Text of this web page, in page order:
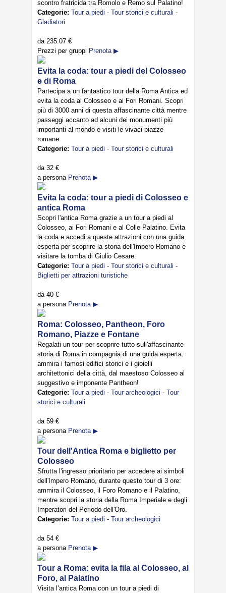
scontro fratricida tra Romolo e Remo sul Palatino!
Categorie: Tour a piedi - Tour storici e culturali -
Gladiatori
da 235.07 €
Prezzi per gruppi Prenota ▶
Evita la coda: tour a piedi del Colosseo
e di Roma
Partecipa a un fantastico tour della Roma Antica ed
evita la coda al Colosseo e ai Fori Romani. Scopri
più di 3000 anni di questa affascinante città mentre
passeggi accanto ad alcuni dei monumenti più
importanti al mondo e visiti le vivaci piazze
romane.
Categorie: Tour a piedi - Tour storici e culturali
da 32 €
a persona Prenota ▶
Evita la coda: tour a piedi di Colosseo e
antica Roma
Scopri l'antica Roma grazie a un tour a piedi al
Colosseo, ai Fori Romani e al Colle Palatino. Evita
la coda e accedi a queste attrazioni con una guida
esperta per scoprire la storia dell'Impero Romano e
visitare la tomba di Giulio Cesare.
Categorie: Tour a piedi - Tour storici e culturali -
Biglietti per attrazioni turistiche
da 40 €
a persona Prenota ▶
Roma: Colosseo, Pantheon, Foro
Romano, Piazze e Fontane
Regalati un tour per scoprire tutto sull'affascinante
storia di Roma in compagnia di una guida esperta:
ammira i famosi edifici storici e i gioielli
architettonici della città, dal maestoso Colosseo al
suggestivo e imponente Pantheon!
Categorie: Tour a piedi - Tour archeologici - Tour
storici e culturali
da 59 €
a persona Prenota ▶
Tour dell'Antica Roma e biglietto per
Colosseo
Sfrutta l'ingresso prioritario per accedere ai simboli
dell'Impero Romano, durante questo tour di 3 ore:
ammira il Colosseo, il Foro Romano e il Palatino,
mentre scopri la storia della Roma Imperiale e degli
Imperatori del Periodo dell'Oro.
Categorie: Tour a piedi - Tour archeologici
da 54 €
a persona Prenota ▶
Tour a Roma: evita la fila al Colosseo, al
Foro, al Palatino
Visita l’antica Roma con un tour a piedi di